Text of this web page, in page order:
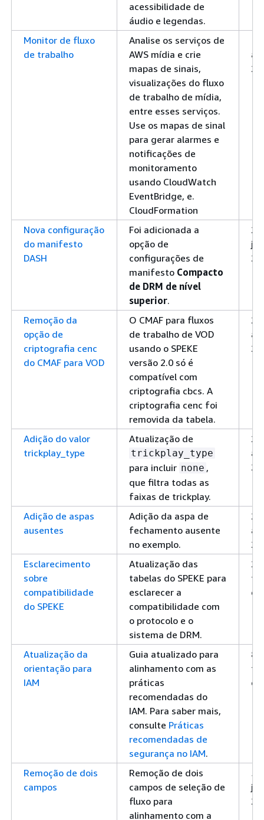
acessibilidade de
áudio e legendas.
Monitor de fluxo
de trabalho
Analise os serviços de
AWS mídia e crie
mapas de sinais,
visualizações do fluxo
de trabalho de mídia,
entre esses serviços.
Use os mapas de sinal
para gerar alarmes e
notificações de
monitoramento
usando CloudWatch
EventBridge, e.
CloudFormation
Nova configuração
do manifesto
DASH
Foi adicionada a
opção de
configurações de
manifesto Compacto
de DRM de nível
superior.
Remoção da
opção de
criptografia cenc
do CMAF para VOD
O CMAF para fluxos
de trabalho de VOD
usando o SPEKE
versão 2.0 só é
compatível com
criptografia cbcs. A
criptografia cenc foi
removida da tabela.
Adição do valor
trickplay_type
Atualização de
trickplay_type
para incluir none ,
que filtra todas as
faixas de trickplay.
Adição de aspas
ausentes
Adição da aspa de
fechamento ausente
no exemplo.
Esclarecimento
sobre
compatibilidade
do SPEKE
Atualização das
tabelas do SPEKE para
esclarecer a
compatibilidade com
o protocolo e o
sistema de DRM.
Atualização da
orientação para
IAM
Guia atualizado para
alinhamento com as
práticas
recomendadas do
IAM. Para saber mais,
consulte Práticas
recomendadas de
segurança no IAM.
8
Remoção de dois
campos
Remoção de dois
campos de seleção de
fluxo para
alinhamento com a
5